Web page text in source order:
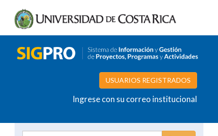
USUARIOS REGISTRADOS
Ingrese con su correo institucional